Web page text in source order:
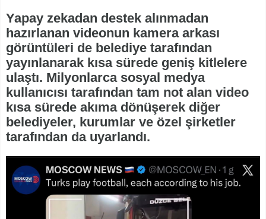
Yapay zekadan destek alınmadan
hazırlanan videonun kamera arkası
görüntüleri de belediye tarafından
yayınlanarak kısa sürede geniş kitlelere
ulaştı. Milyonlarca sosyal medya
kullanıcısı tarafından tam not alan video
kısa sürede akıma dönüşerek diğer
belediyeler, kurumlar ve özel şirketler
tarafından da uyarlandı.